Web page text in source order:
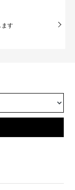
ます